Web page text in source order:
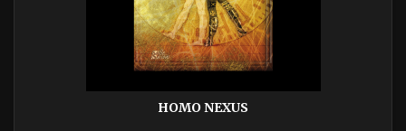
HOMO NEXUS